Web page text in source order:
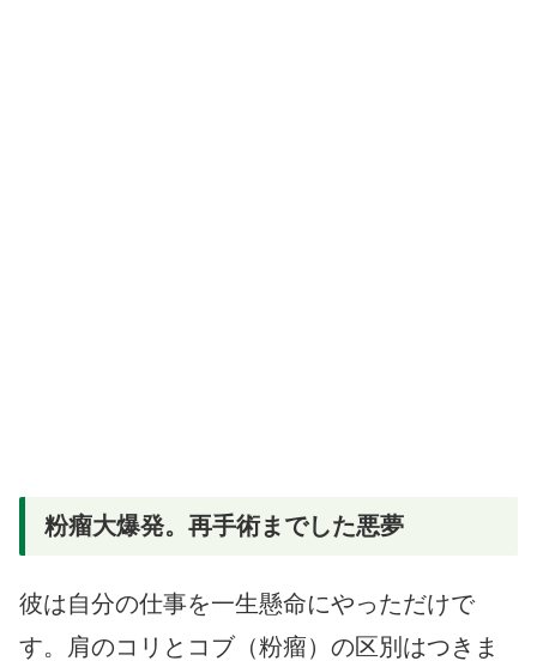
粉瘤大爆発。再手術までした悪夢
彼は自分の仕事を一生懸命にやっただけで
す。肩のコリとコブ（粉瘤）の区別はつきま